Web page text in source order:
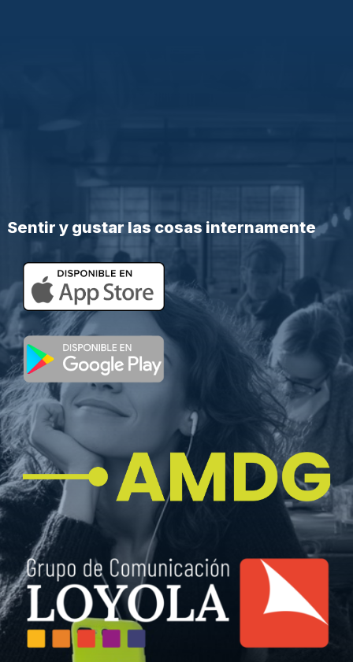
Sentir y gustar las cosas internamente